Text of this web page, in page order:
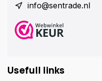
info@sentrade.nl
Usefull links